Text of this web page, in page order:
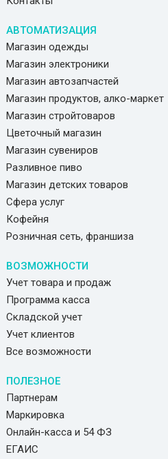
АВТОМАТИЗАЦИЯ
Магазин одежды
Магазин электроники
Магазин автозапчастей
Магазин продуктов, алко-маркет
Магазин стройтоваров
Цветочный магазин
Магазин сувениров
Разливное пиво
Магазин детских товаров
Сфера услуг
Кофейня
Розничная сеть, франшиза
ВОЗМОЖНОСТИ
Учет товара и продаж
Программа касса
Складской учет
Учет клиентов
Все возможности
ПОЛЕЗНОЕ
Партнерам
Маркировка
Онлайн-касса и 54 ФЗ
ЕГАИС